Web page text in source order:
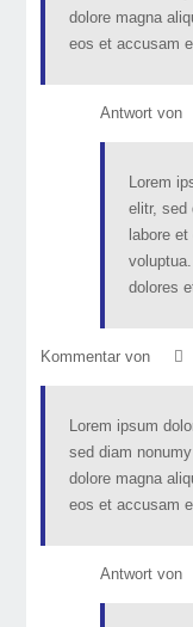
dolore magna
eos et accusam
Antwort von
Lorem
elitr, sed
labore
dolores
Kommentar von
Lorem ipsum
sed diam
dolore magna
eos et accusam
Antwort von